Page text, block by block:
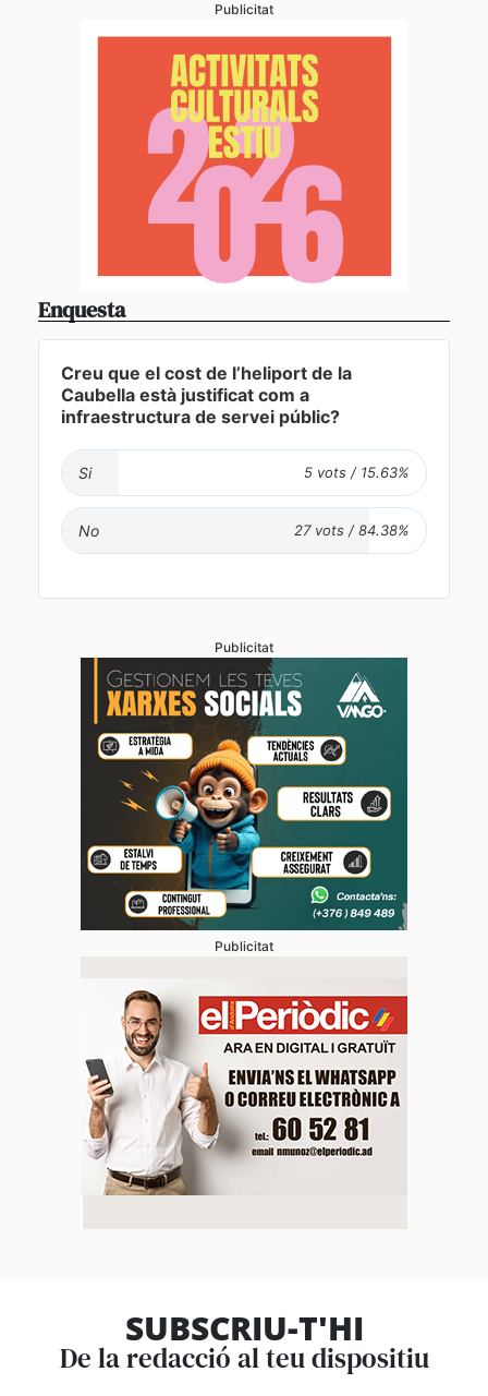
Publicitat
Enquesta
Creu que el cost de l’heliport de la
Caubella està justificat com a
infraestructura de servei públic?
Si
No
Publicitat
Publicitat
SUBSCRIU-T'HI
De la redacció al teu dispositiu